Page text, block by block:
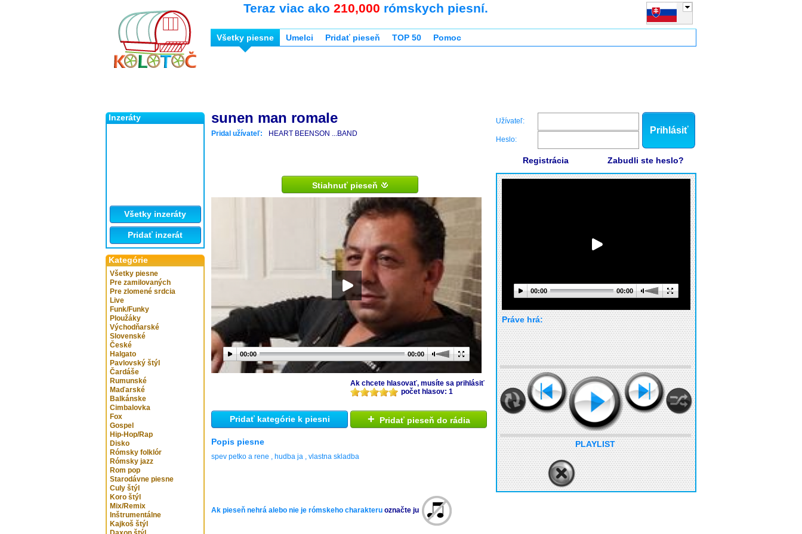
Inzeráty
Všetky inzeráty
Pridať inzerát
Kategórie
Všetky piesne
Pre zamilovaných
Pre zlomené srdcia
Live
Funk/Funky
Ploužáky
Východňarské
Slovenské
České
Halgato
Pavlovský štýl
Čardáše
Rumunské
Maďarské
Balkánske
Cimbalovka
Fox
Gospel
Hip-Hop/Rap
Disko
Rómsky folklór
Rómsky jazz
Rom pop
Starodávne piesne
Culy štýl
Koro štýl
Mix/Remix
Inštrumentálne
Kajkoš štýl
Teraz viac ako 210,000 rómskych piesní.
Všetky piesne Umelci Pridať pieseň TOP 50 Pomoc
sunen man romale
Pridal užívateľ: HEART BEENSON ...BAND
Stiahnuť pieseň
00:00 00:00
Ak chcete hlasovať, musíte sa prihlásiť
počet hlasov: 1
Pridať kategórie k piesni + Pridať pieseň do rádia
Popis piesne
spev petko a rene , hudba ja , vlastna skladba
Ak pieseň nehrá alebo nie je rómskeho charakteru označte ju
Užívateľ:
Heslo:
Prihlásiť
Registrácia Zabudli ste heslo?
00:00 00:00
Práve hrá:
PLAYLIST